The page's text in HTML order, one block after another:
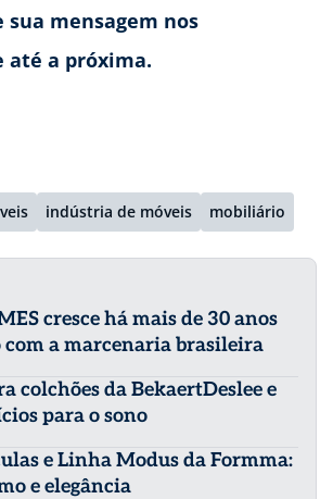
sua mensagem nos
até a próxima.
indústria de móveis mobiliário
cresce há mais de 30 anos
com a marcenaria brasileira
colchões da BekaertDeslee e
para o sono
e Linha Modus da Formma:
e elegância